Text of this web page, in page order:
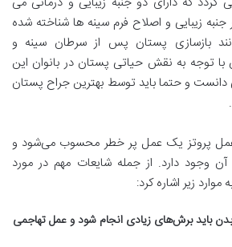
جنبه زیبایی و اصلاح فرم سینه ها شناخته شده
بازسازی پستان پس از سرطان سینه و
با توجه به نقش حیاتی پستان در بانوان این
و حتما باید توسط بهترین جراح پستان
عمل پروتز یک عمل پر خطر محسوب می‌شود و
آن وجود دارد. از جمله شایعات مهم در مورد
موارد زیر اشاره کرد:
بدن باید برش‌های زیادی انجام شود و عمل تهاجمی